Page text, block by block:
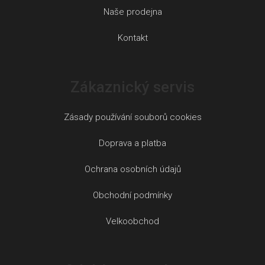
Naše prodejna
Kontakt
Zásady používání souborů cookies
Doprava a platba
Ochrana osobních údajů
Obchodní podmínky
Velkoobchod